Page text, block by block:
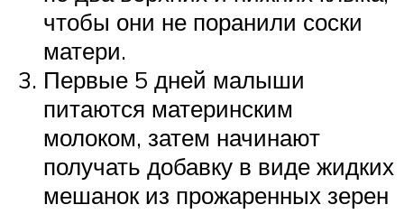
чтобы они не поранили соски
матери.
Первые 5 дней малыши
питаются материнским
молоком, затем начинают
получать добавку в виде жидких
мешанок из прожаренных зерен